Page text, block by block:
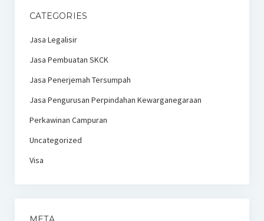
CATEGORIES
Jasa Legalisir
Jasa Pembuatan SKCK
Jasa Penerjemah Tersumpah
Jasa Pengurusan Perpindahan Kewarganegaraan
Perkawinan Campuran
Uncategorized
Visa